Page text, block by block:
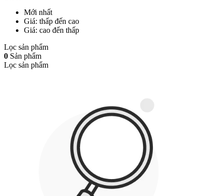
Mới nhất
Giá: thấp đến cao
Giá: cao đến thấp
Lọc sản phẩm
0 Sản phẩm
Lọc sản phẩm